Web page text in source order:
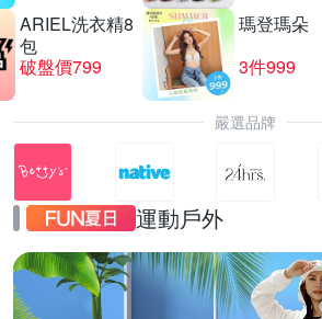
ARIEL洗衣精8
包
破盤價799
瑪登瑪朵
3件999
嚴選品牌
運動戶外